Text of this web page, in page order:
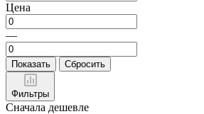
Цена
—
Показать Сбросить
Фильтры
Сначала дешевле